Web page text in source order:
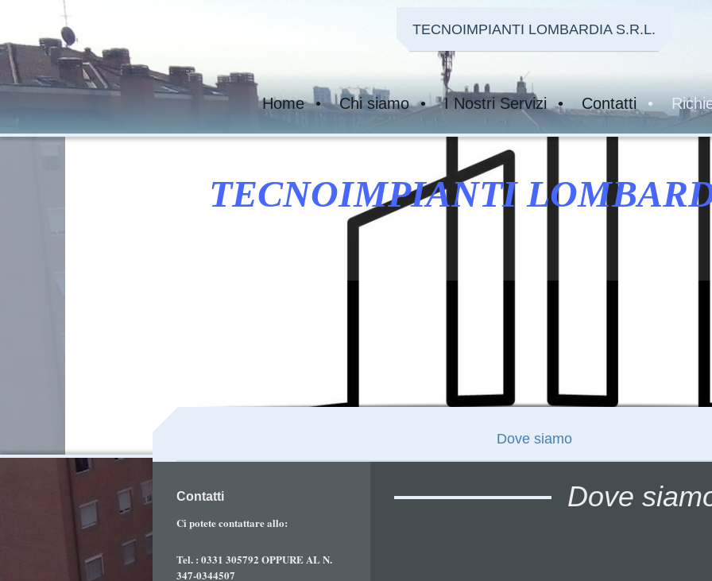
TECNOIMPIANTI LOMBARDIA S.R.L.
Home Chi siamo I Nostri Servizi Contatti
TECNOIMPIANTI
Dove siamo
Dove
Contatti
Ci potete contattare allo:
Tel. : 0331 305792 OPPURE AL N.
347-0344507